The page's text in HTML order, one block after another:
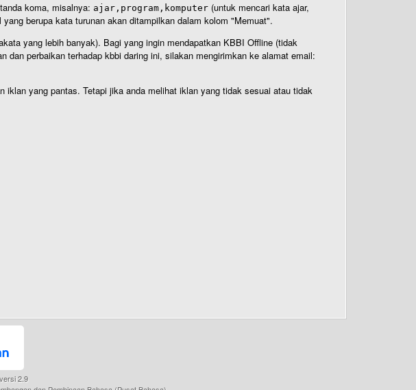
koma, misalnya: ajar,program,komputer (untuk mencari kata ajar,
berupa kata turunan akan ditampilkan dalam kolom "Memuat".
yang lebih banyak). Bagi yang ingin mendapatkan KBBI Offline (tidak
dan perbaikan terhadap kbbi daring ini, silakan mengirimkan ke alamat email:
yang pantas. Tetapi jika anda melihat iklan yang tidak sesuai atau tidak
2.9